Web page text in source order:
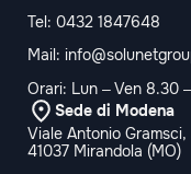
Tel: 0432 1847648
Mail:
Orari: Lun – Ven 8.30
Sede di Modena
Viale Antonio
41037 Mirandola (MO)